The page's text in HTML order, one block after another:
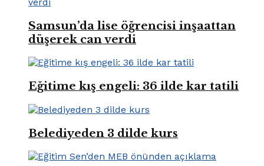
Samsun’da lise öğrencisi inşaattan
düşerek can verdi
Eğitime kış engeli: 36 ilde kar tatili
Belediyeden 3 dilde kurs